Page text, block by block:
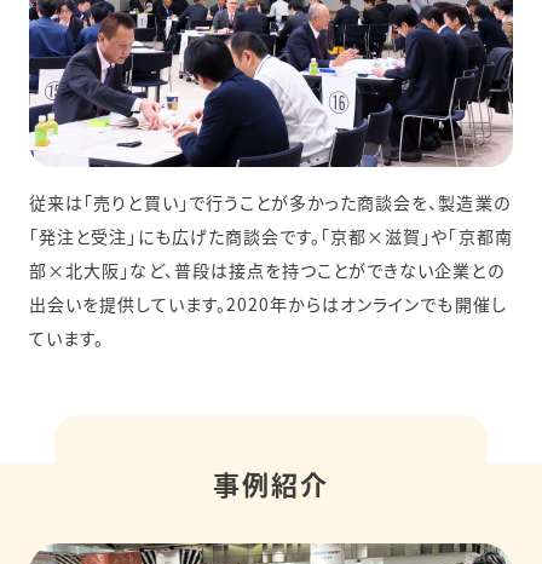
従来は「売りと買い」で行うことが多かった商談会を、製造業の
「発注と受注」にも広げた商談会です。「京都×滋賀」や「京都南
部×北大阪」など、普段は接点を持つことができない企業との
出会いを提供しています。2020年からはオンラインでも開催し
ています。
事例紹介